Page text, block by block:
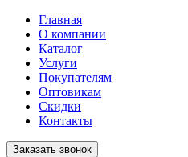
Главная
О компании
Каталог
Услуги
Покупателям
Оптовикам
Скидки
Контакты